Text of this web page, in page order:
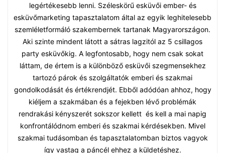
legértékesebb lenni. Széleskörű esküvői ember- és
esküvőmarketing tapasztalatom által az egyik leghitelesebb
szemléletformáló szakembernek tartanak Magyarországon.
Aki szinte mindent látott a sátras lagzitól az 5 csillagos
party esküvőkig. A legfontosabb, hogy nem csak sokat
láttam, de értem is a különböző esküvői szegmensekhez
tartozó párok és szolgáltatók emberi és szakmai
gondolkodását és értékrendjét. Ebből adódóan ahhoz, hogy
kiéljem a szakmában és a fejekben lévő problémák
rendrakási kényszerét sokszor kellett és kell a mai napig
konfrontálódnom emberi és szakmai kérdésekben. Mivel
szakmai tudásomban és tapasztalatomban biztos vagyok
így vastag a páncél ehhez a küldetéshez.